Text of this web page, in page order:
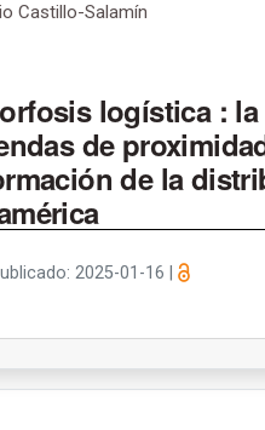
Castillo-Salamín
logística :
de
de la
2025-01-16 |